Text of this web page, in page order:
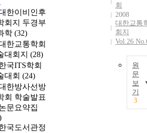
한이비인후
회지 두경부
학 (32)
한교통학회
대회지 (28)
국ITS학회
대회 (24)
한방사선방
회 학술발표
문요약집
국도서관정
회
2008
대한교통
회지
Vol.26
원
문
보
기
3